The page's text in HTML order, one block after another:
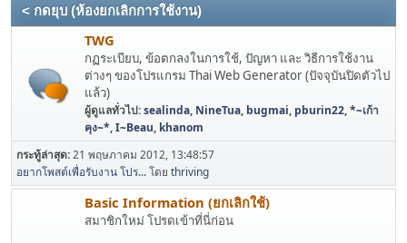
< กดยุบ (ห้องยกเลิกการใช้งาน)
TWG
กฏระเบียบ, ข้อตกลงในการใช้, ปัญหา และ วิธีการใช้งาน
ต่างๆ ของโปรแกรม Thai Web Generator (ปัจจุบันปิดตัวไป
แล้ว)
ผู้ดูแลทั่วไป:sealinda, NineTua, bugmai, pburin22,*~เก้า
คุง~*,I~Beau, khanom
กระทู้ล่าสุด:21 พฤษภาคม 2012, 13:48:57
อยากโพสต์เพื่อรับงาน โปร...โดย thriving
Basic Information (ยกเลิกใช้)
สมาชิกใหม่ โปรดเข้าที่นี่ก่อน